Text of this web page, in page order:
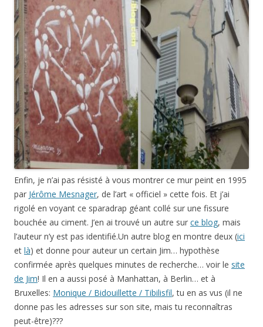
Enfin, je n’ai pas résisté à vous montrer ce mur peint en 1995
par Jérôme Mesnager, de l’art « officiel » cette fois. Et j’ai
rigolé en voyant ce sparadrap géant collé sur une fissure
bouchée au ciment. J’en ai trouvé un autre sur ce blog, mais
l’auteur n’y est pas identifié.Un autre blog en montre deux (ici
et là) et donne pour auteur un certain Jim… hypothèse
confirmée après quelques minutes de recherche… voir le site
de Jim! Il en a aussi posé à Manhattan, à Berlin… et à
Bruxelles: Monique / Bidouillette / Tibilisfil, tu en as vus (il ne
donne pas les adresses sur son site, mais tu reconnaîtras
peut-être)???